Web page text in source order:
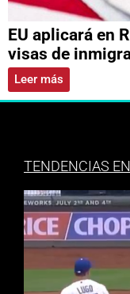
EU aplicará en
visas de
Leer más
TENDENCIAS